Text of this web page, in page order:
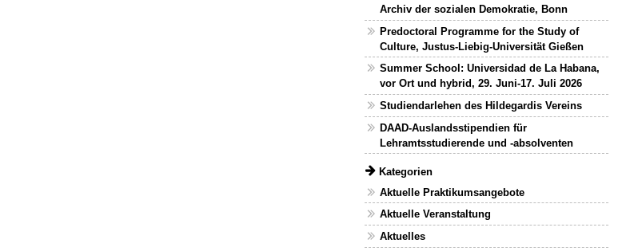
Archiv der sozialen Demokratie, Bonn
Predoctoral Programme for the Study of
Culture, Justus-Liebig-Universität Gießen
Summer School: Universidad de La Habana,
vor Ort und hybrid, 29. Juni-17. Juli 2026
Studiendarlehen des Hildegardis Vereins
DAAD-Auslandsstipendien für
Lehramtsstudierende und -absolventen
Kategorien
Aktuelle Praktikumsangebote
Aktuelle Veranstaltung
Aktuelles